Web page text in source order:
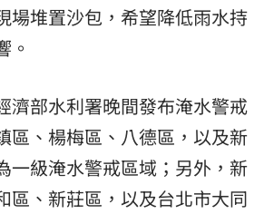
場堆置沙包，希望降低雨水持
。
濟部水利署晚間發布淹水警戒
區、楊梅區、八德區，以及新
一級淹水警戒區域；另外，新
區、新莊區，以及台北市大同